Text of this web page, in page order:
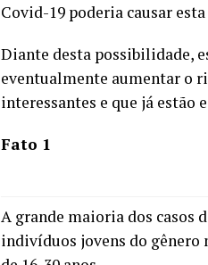
Covid-19 poderia causar
Diante desta possibilidade,
eventualmente aumentar o
interessantes e que já estão
Fato 1
A grande maioria dos casos
indivíduos jovens do